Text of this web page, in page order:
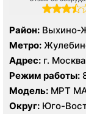
Район: Выхино-
Метро:
проспект
Адрес: г.
Режим работы:
Модель: МРТ
Округ: Юго-